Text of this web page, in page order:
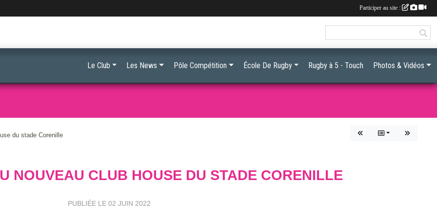
du stade Corenille
NOUVEAU CLUB HOUSE DU STADE CORENILLE
PUBLIÉE LE 02 JUIN 2022
Le Club Les News Pôle Compétition École De Rugby Rugby à 5 - Touch Photos & Vidéos
Participer au site :